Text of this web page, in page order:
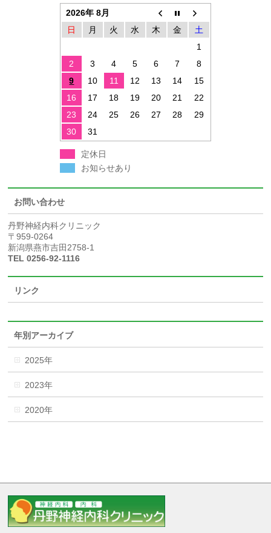
2026年 8月
日
月 火 水 木 金
土
1
2
3 4 5 6 7
8
9
10 11 12 13 14
15
16
17 18 19 20 21
22
23
24 25 26 27 28
29
30
31
定休日
お知らせあり
お問い合わせ
丹野神経内科クリニック
〒959-0264
新潟県燕市吉田2758-1
TEL 0256-92-1116
リンク
年別アーカイブ
2025年
2023年
2020年